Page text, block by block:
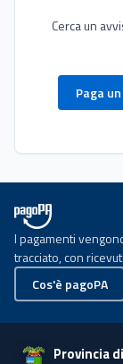
Cerca un
Paga
I pagamenti
tracciato, con
Cos'è pagoPA
Provincia